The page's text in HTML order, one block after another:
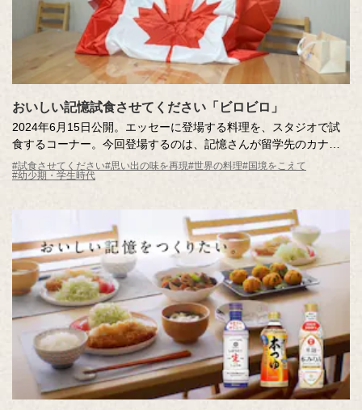
おいしい記憶試食させてください「ビロビロ」
2024年6月15日公開。エッセーに登場する料理を、スタジオで試
食するコーナー。今回登場するのは、記憶さんが留学先のカナダ
で出会った「ビロビロ」。ホームステイ先でフィリピン出身のホ
ストマザーが教えてくれた、優しい味のデザート。大切な思い出
#試食させてください#思い出の味を再現#世界の料理#国境をこえて
#幼少期・学生時代